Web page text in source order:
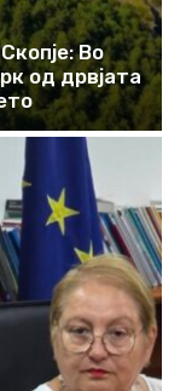
Во
од дрвјата